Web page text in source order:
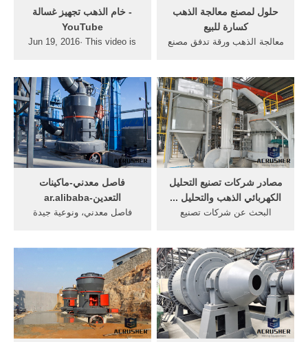
‫خام الذهب تجهيز غسالة‬‎ -
YouTube
Jun 19, 2016· This video is
حلول لمصنع معالجة الذهب
كسارة للبيع
معالجة الذهب ورقة تدفق مصنع
ورقة تدفق مصنع الصين كسارة
مخروطية نوع من الكسارات
للخامة المتوسطة أوالدقيقة,
يعتبر الزنبروك سلامة الجهاز .
فاصل معدني-ماكينات
التعدين-ar.alibaba
فاصل معدني، ونوعية جيدة
معدني.شراءالمنتجات
الأخرىar،1،جهاز تلقيم
التعدينمن المنتجات منالمصنعين
والموردينفي جميع أنحاء
مصادر شركات تصنيع التحليل
الكهربائي الذهب والتحليل ...
البحث عن شركات تصنيع
الذهب ومنتجات التحليل
الكهربائي الذهب بأفضل
الأسعار في Alibaba